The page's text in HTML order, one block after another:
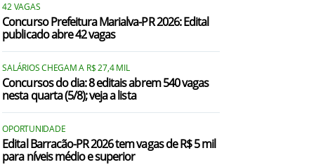
42 VAGAS
Concurso Prefeitura Marialva-PR 2026: Edital
publicado abre 42 vagas
SALÁRIOS CHEGAM A R$ 27,4 MIL
Concursos do dia: 8 editais abrem 540 vagas
nesta quarta (5/8); veja a lista
OPORTUNIDADE
Edital Barracão-PR 2026 tem vagas de R$ 5 mil
para níveis médio e superior